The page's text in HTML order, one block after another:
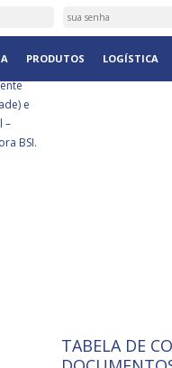
PRODUTOS LOGÍSTICA
e
–
BSI.
ISO 9001:
A
TABELA DE